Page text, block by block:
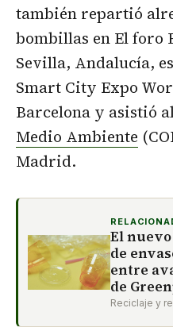
también repartió
bombillas en El foro
Sevilla, Andalucía,
Smart City Expo
Barcelona y asistió
Medio Ambiente
Madrid.
El
de
entre
de
Reciclaje y